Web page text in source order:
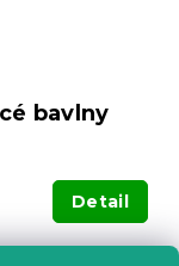
bavlny
Detail